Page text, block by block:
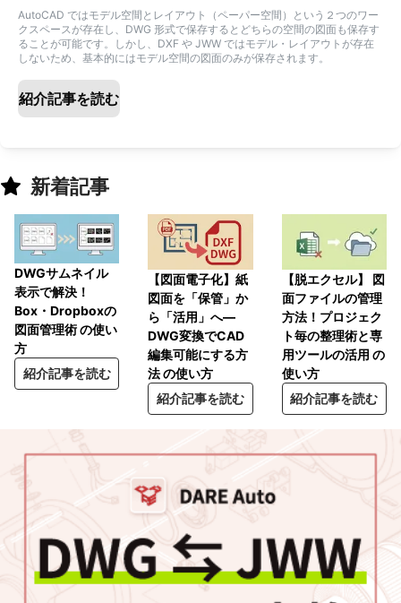
AutoCAD ではモデル空間とレイアウト（ペーパー空間）という２つのワー
クスペースが存在し、DWG 形式で保存するとどちらの空間の図面も保存す
ることが可能です。しかし、DXF や JWW ではモデル・レイアウトが存在
しないため、基本的にはモデル空間の図面のみが保存されます。
紹介記事を読む
新着記事
DWGサムネイル
表示で解決！
Box・Dropboxの
図面管理術 の使い
方
紹介記事を読む
【図面電子化】紙
図面を「保管」か
ら「活用」へ―
DWG変換でCAD
編集可能にする方
法 の使い方
紹介記事を読む
【脱エクセル】 図
面ファイルの管理
方法！プロジェク
ト毎の整理術と専
用ツールの活用 の
使い方
紹介記事を読む